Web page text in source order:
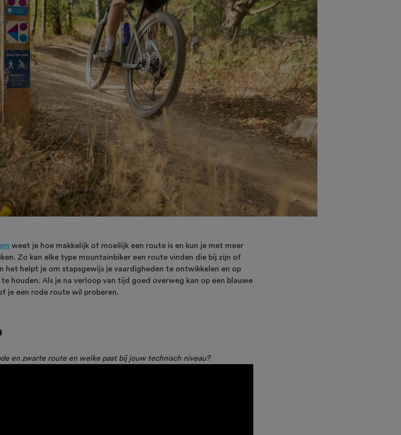
weet je hoe makkelijk of moeilijk een route is en kun je met meer
Zo kan elke type mountainbiker een route vinden die bij zijn of
het helpt je om stapsgewijs je vaardigheden te ontwikkelen en op
houden. Als je na verloop van tijd goed overweg kan op een blauwe
je een rode route wil proberen.
en zwarte route en welke past bij jouw technisch niveau?